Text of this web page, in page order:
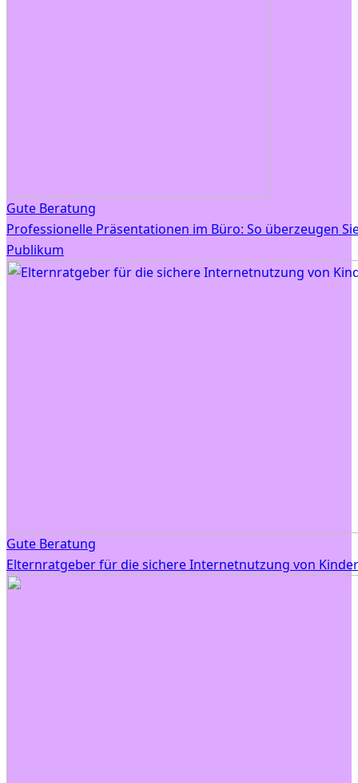
Gute Beratung
Professionelle Präsentationen im Büro: So überzeugen
Publikum
Gute Beratung
Elternratgeber für die sichere Internetnutzung von